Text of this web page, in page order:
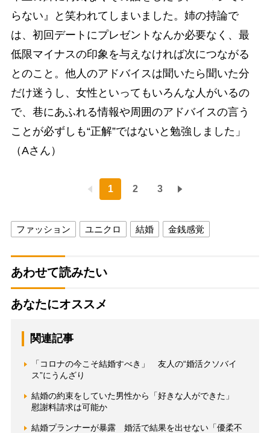
らない』と笑われてしまいました。姉の持論で
は、初回デートにプレゼントなんか必要なく、最
低限マイナスの印象を与えなければ次につながる
とのこと。他人のアドバイスは聞いたら聞いた分
だけ迷うし、女性といってもいろんな人がいるの
で、巷にあふれる情報や周囲のアドバイスの言う
ことが必ずしも“正解”ではないと勉強しました」
（Aさん）
1 2 3
ファッション ユニクロ 結婚 金銭感覚
あわせて読みたい
あなたにオススメ
関連記事
「コロナの今こそ結婚すべき」 友人の“婚活クソバイ
ス”にうんざり
結婚の約束をしていた男性から「好きな人ができた」
慰謝料請求は可能か
結婚プランナーが暴露 婚活で結果を出せない「優柔不